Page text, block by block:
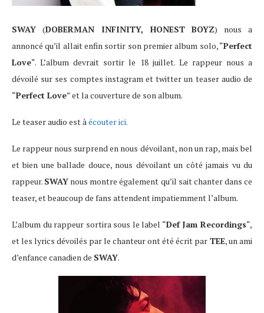
SWAY (DOBERMAN INFINITY, HONEST BOYZ) nous a
annoncé qu’il allait enfin sortir son premier album solo, “Perfect
Love“. L’album devrait sortir le 18 juillet. Le rappeur nous a
dévoilé sur ses comptes instagram et twitter un teaser audio de
“Perfect Love” et la couverture de son album.
Le teaser audio est àécouter ici.
Le rappeur nous surprend en nous dévoilant, non un rap, mais bel
et bien une ballade douce, nous dévoilant un côté jamais vu du
rappeur. SWAY nous montre également qu’il sait chanter dans ce
teaser, et beaucoup de fans attendent impatiemment l’album.
L’album du rappeur sortira sous le label “Def Jam Recordings“,
et les lyrics dévoilés par le chanteur ont été écrit par TEE, un ami
d’enfance canadien de SWAY.